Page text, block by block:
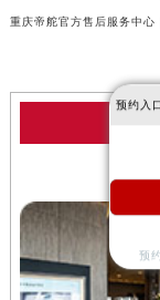
预约入
预